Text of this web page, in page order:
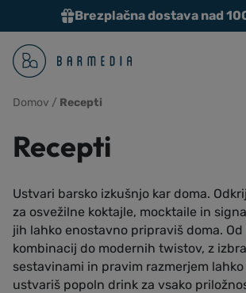
Brezplačna dostava nad
Domov / Recepti
Recepti
Ustvari barsko izkušnjo kar doma.
za osvežilne koktajle, mocktaile in
jih lahko enostavno pripraviš doma.
kombinacij do modernih twistov, z
sestavinami in pravim razmerjem
ustvariš popoln drink za vsako